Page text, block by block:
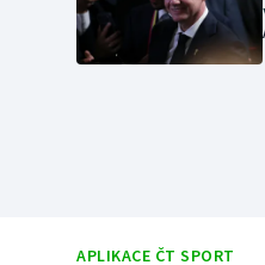
APLIKACE ČT SPORT